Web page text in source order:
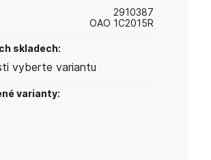
2910387
OAO 1C2015R
skladech:
vyberte variantu
varianty: